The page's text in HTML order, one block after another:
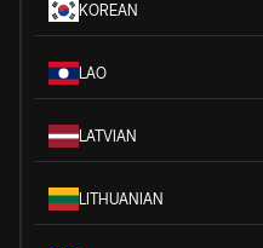
KOREAN
LAO
LATVIAN
LITHUANIAN